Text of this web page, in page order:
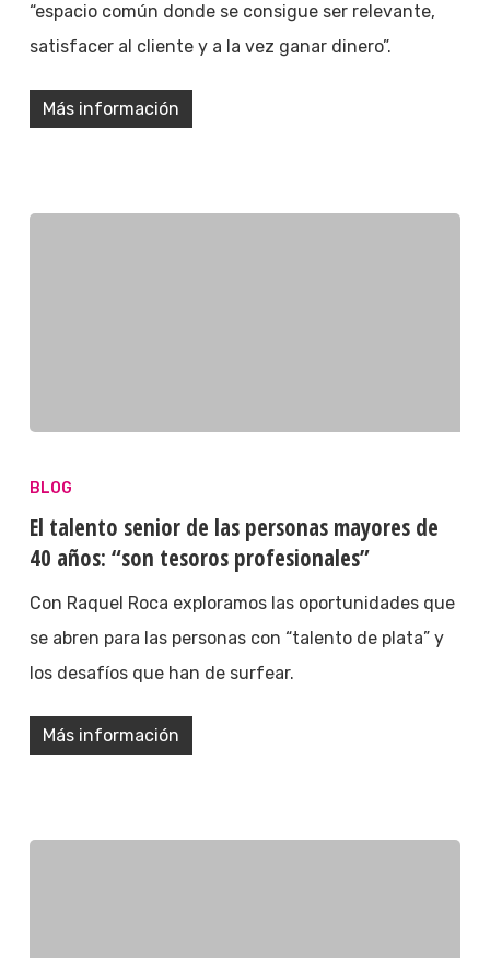
“espacio común donde se consigue ser relevante,
satisfacer al cliente y a la vez ganar dinero”.
Más información
BLOG
El talento senior de las personas mayores de
40 años: “son tesoros profesionales”
Con Raquel Roca exploramos las oportunidades que
se abren para las personas con “talento de plata” y
los desafíos que han de surfear.
Más información